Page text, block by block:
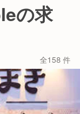
の求
全158 件